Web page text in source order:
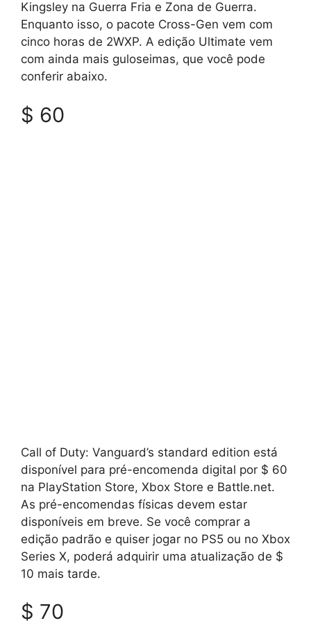
Kingsley na Guerra Fria e Zona de Guerra.
Enquanto isso, o pacote Cross-Gen vem com
cinco horas de 2WXP. A edição Ultimate vem
com ainda mais guloseimas, que você pode
conferir abaixo.
$ 60
Call of Duty: Vanguard’s standard edition está
disponível para pré-encomenda digital por $ 60
na PlayStation Store, Xbox Store e Battle.net.
As pré-encomendas físicas devem estar
disponíveis em breve. Se você comprar a
edição padrão e quiser jogar no PS5 ou no Xbox
Series X, poderá adquirir uma atualização de $
10 mais tarde.
$ 70